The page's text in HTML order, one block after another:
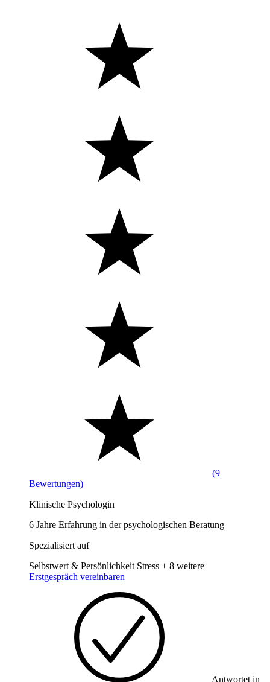
(9
Bewertungen)
Klinische Psychologin
6 Jahre Erfahrung in der psychologischen Beratung
Spezialisiert auf
Selbstwert & Persönlichkeit Stress + 8 weitere
Erstgespräch vereinbaren
Antwortet in